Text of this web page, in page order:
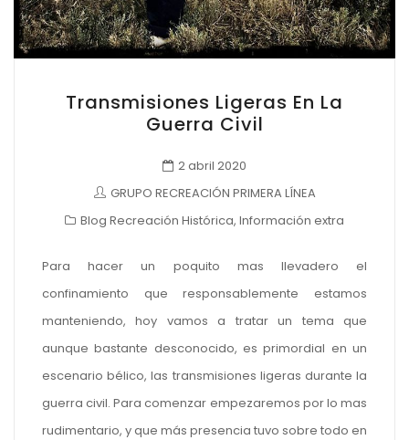
Transmisiones Ligeras En La
Guerra Civil
2 abril 2020
GRUPO RECREACIÓN PRIMERA LÍNEA
Blog Recreación Histórica, Información extra
Para hacer un poquito mas llevadero el
confinamiento que responsablemente estamos
manteniendo, hoy vamos a tratar un tema que
aunque bastante desconocido, es primordial en un
escenario bélico, las transmisiones ligeras durante la
guerra civil. Para comenzar empezaremos por lo mas
rudimentario, y que más presencia tuvo sobre todo en